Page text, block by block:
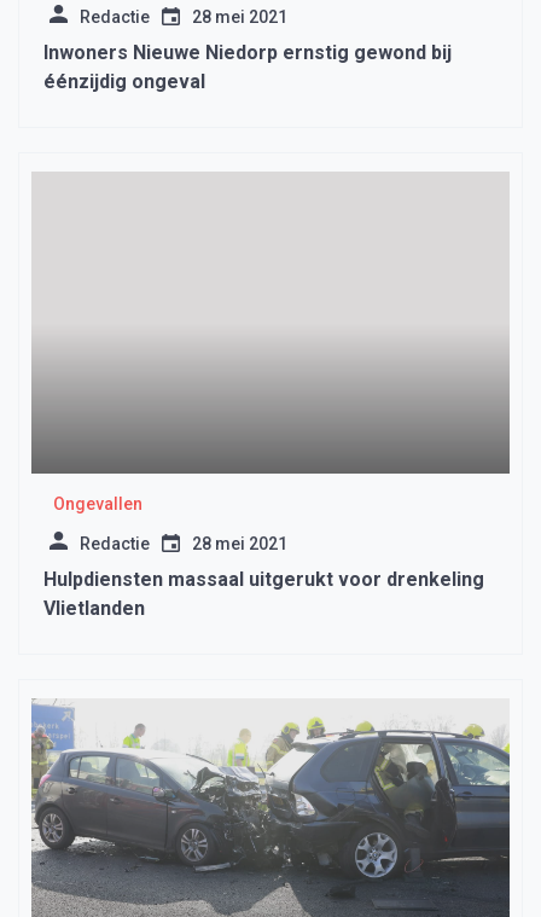
Redactie 28 mei 2021
Inwoners Nieuwe Niedorp ernstig gewond bij
éénzijdig ongeval
Ongevallen
Redactie 28 mei 2021
Hulpdiensten massaal uitgerukt voor drenkeling
Vlietlanden